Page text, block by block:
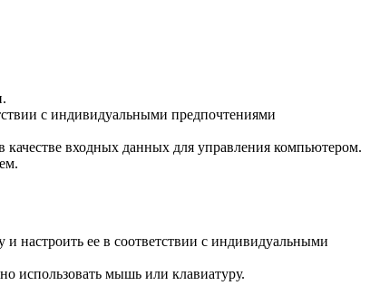
с индивидуальными предпочтениями
качестве входных данных для управления компьютером.
настроить ее в соответствии с индивидуальными
использовать мышь или клавиатуру.